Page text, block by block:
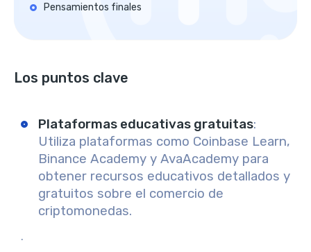
Pensamientos finales
Los puntos clave
Plataformas educativas gratuitas:
Utiliza plataformas como Coinbase Learn,
Binance Academy y AvaAcademy para
obtener recursos educativos detallados y
gratuitos sobre el comercio de
criptomonedas.
.